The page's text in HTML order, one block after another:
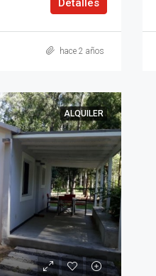
Detalles
hace 2 años
ALQUILER